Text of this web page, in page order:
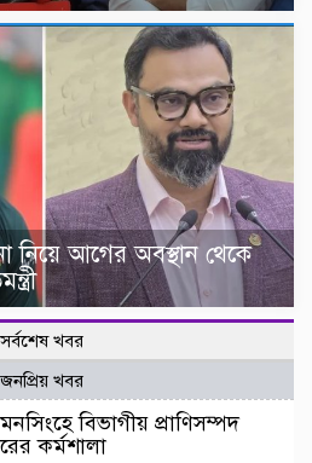
নিয়ে আগের অবস্থান থেকে
সর্বশেষ খবর
জনপ্রিয় খবর
বিভাগীয় প্রাণিসম্পদ
কর্মশালা